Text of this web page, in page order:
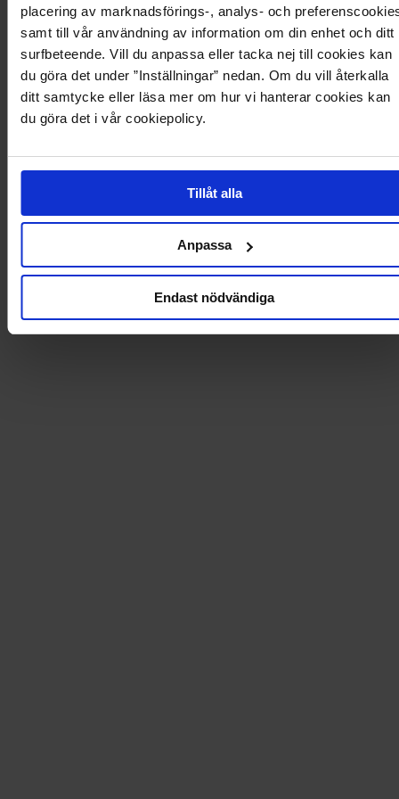
placering av marknadsförings-, analys- och
samt till vår användning av information om din enhet och ditt
surfbeteende. Vill du anpassa eller tacka nej till cookies kan
du göra det under ”Inställningar” nedan. Om du vill återkalla
ditt samtycke eller läsa mer om hur vi hanterar cookies kan
du göra det i vår cookiepolicy.
Tillåt alla
Anpassa
Endast nödvändiga
Produktdetaljer
Levering og betaling
601